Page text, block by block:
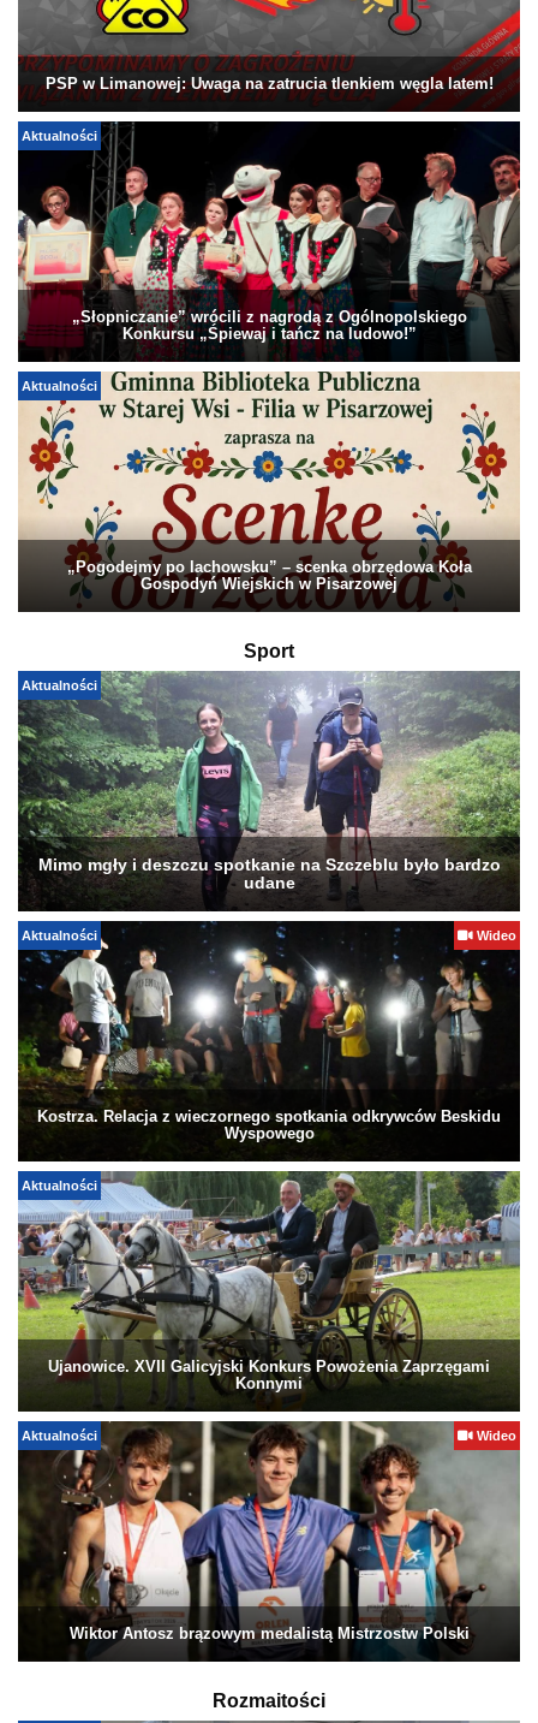
PSP w Limanowej: Uwaga na zatrucia tlenkiem węgla latem!
Aktualności
„Słopniczanie” wrócili z nagrodą z Ogólnopolskiego
Konkursu „Śpiewaj i tańcz na ludowo!”
Aktualności
„Pogodejmy po lachowsku” – scenka obrzędowa Koła
Gospodyń Wiejskich w Pisarzowej
Sport
Aktualności
Mimo mgły i deszczu spotkanie na Szczeblu było bardzo
udane
Aktualności Wideo
Kostrza. Relacja z wieczornego spotkania odkrywców Beskidu
Wyspowego
Aktualności
Ujanowice. XVII Galicyjski Konkurs Powożenia Zaprzęgami
Konnymi
Aktualności Wideo
Wiktor Antosz brązowym medalistą Mistrzostw Polski
Rozmaitości